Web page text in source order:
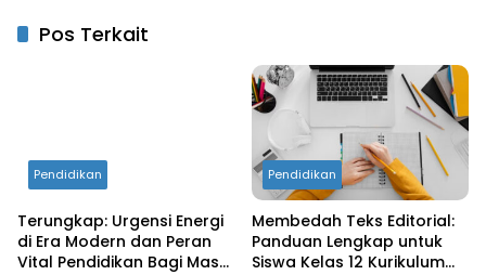
Pos Terkait
Pendidikan
Terungkap: Urgensi Energi
di Era Modern dan Peran
Vital Pendidikan Bagi Masa
Pendidikan
Membedah Teks Editorial:
Panduan Lengkap untuk
Siswa Kelas 12 Kurikulum